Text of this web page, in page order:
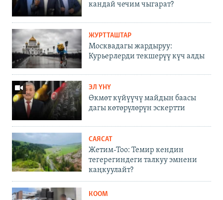
кандай чечим чыгарат?
ЖУРТТАШТАР
Москвадагы жардыруу:
Курьерлерди текшерүү күч алды
ЭЛ ҮНҮ
Өкмөт күйүүчү майдын баасы
дагы көтөрүлөрүн эскертти
САЯСАТ
Жетим-Тоо: Темир кендин
тегерегиндеги талкуу эмнени
каңкуулайт?
КООМ